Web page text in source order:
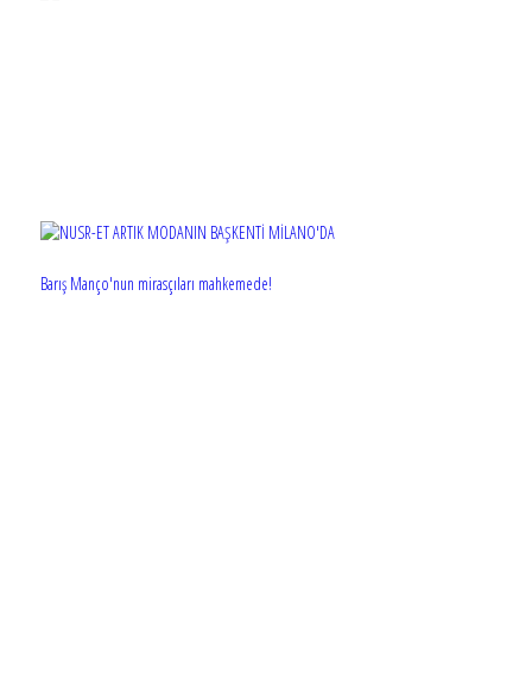
Barış Manço'nun mirasçıları mahkemede!